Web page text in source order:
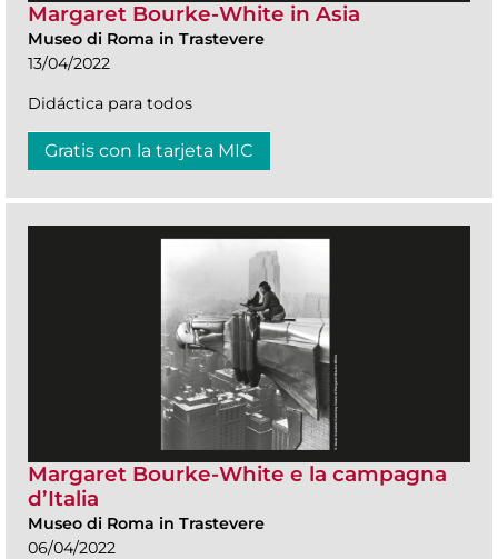
Margaret Bourke-White in Asia
Museo di Roma in Trastevere
13/04/2022
Didáctica para todos
Gratis con la tarjeta MIC
Margaret Bourke-White e la campagna
d’Italia
Museo di Roma in Trastevere
06/04/2022